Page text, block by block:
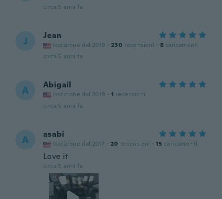
circa 5 anni fa
J Jean
Iscrizione dal 2019 · 230 recensioni · 8 caricamenti
circa 5 anni fa
A Abigail
Iscrizione dal 2019 · 1 recensioni
circa 5 anni fa
A asabi
Iscrizione dal 2017 · 20 recensioni · 15 caricamenti
Love it
circa 5 anni fa